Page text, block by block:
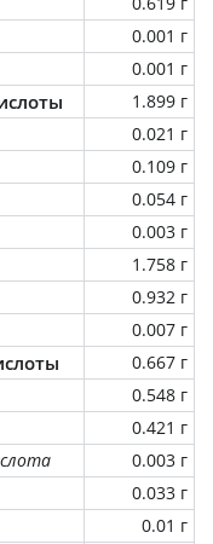
0.001 г
0.001 г
1.899 г
0.021 г
0.109 г
0.054 г
0.003 г
1.758 г
0.932 г
0.007 г
0.667 г
0.548 г
0.421 г
0.003 г
0.033 г
0.01 г